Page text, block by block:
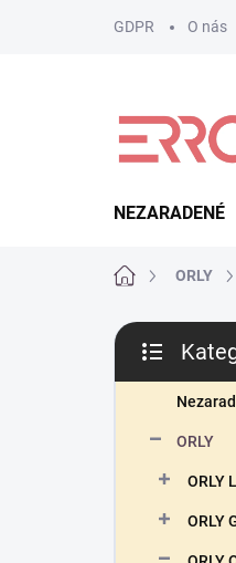
GDPR O nás
NEZARADENÉ
Domů ORLY
P
s
kategorie
ORLY
ORLY
ORLY